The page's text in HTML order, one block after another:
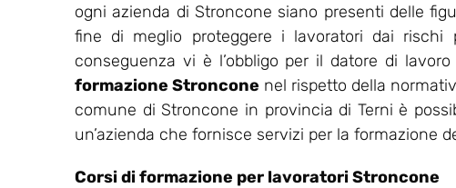
ogni azienda di Stroncone siano presenti delle
fine di meglio proteggere i lavoratori dai
conseguenza vi è l’obbligo per il datore di
formazione Stroncone nel rispetto della
comune di Stroncone in provincia di Terni è
un’azienda che fornisce servizi per la formazione
Corsi di formazione per lavoratori Stroncone